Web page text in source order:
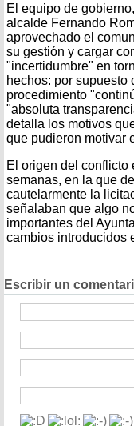
El equipo de
alcalde Fernando
aprovechado el
su gestión y cargar
"incertidumbre" en
hechos: por supuesto
procedimiento
"absoluta
detalla los motivos
que pudieron motivar
El origen del conflicto
semanas, en la que
cautelarmente la
señalaban que algo
importantes del
cambios introducidos
Escribir un